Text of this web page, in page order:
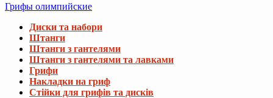
Грифы олимпийские
Диски та набори
Штанги
Штанги з гантелями
Штанги з гантелями та лавками
Грифи
Накладки на гриф
Стійки для грифів та дисків